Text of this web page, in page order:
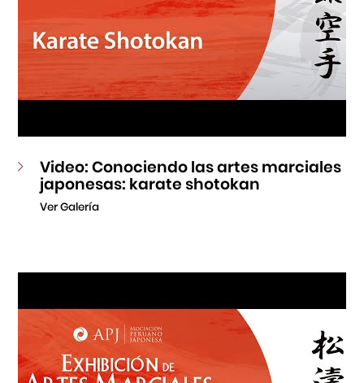
Video: Conociendo las artes marciales
japonesas: karate shotokan
Ver Galería